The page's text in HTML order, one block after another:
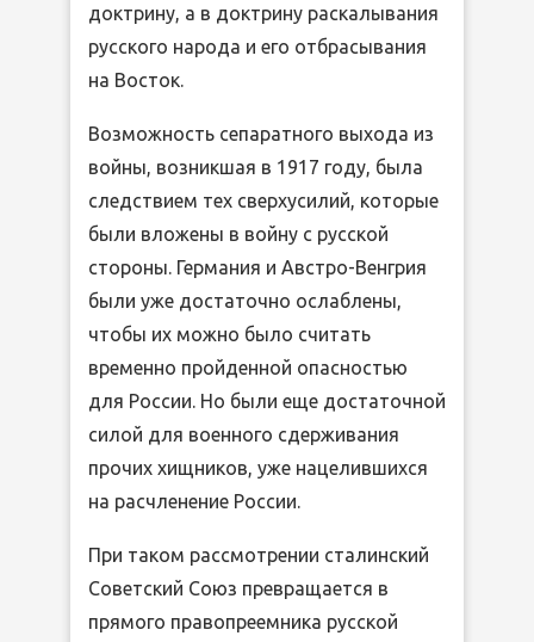
доктрину, а в доктрину раскалывания
русского народа и его отбрасывания
на Восток.
Возможность сепаратного выхода из
войны, возникшая в 1917 году, была
следствием тех сверхусилий, которые
были вложены в войну с русской
стороны. Германия и Австро-Венгрия
были уже достаточно ослаблены,
чтобы их можно было считать
временно пройденной опасностью
для России. Но были еще достаточной
силой для военного сдерживания
прочих хищников, уже нацелившихся
на расчленение России.
При таком рассмотрении сталинский
Советский Союз превращается в
прямого правопреемника русской